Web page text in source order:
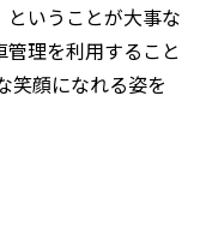
いうことが大事な
理を利用すること
笑顔になれる姿を